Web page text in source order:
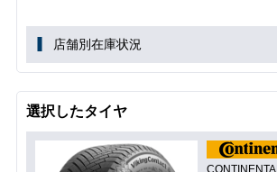
店舗別在庫状況
選択したタイヤ